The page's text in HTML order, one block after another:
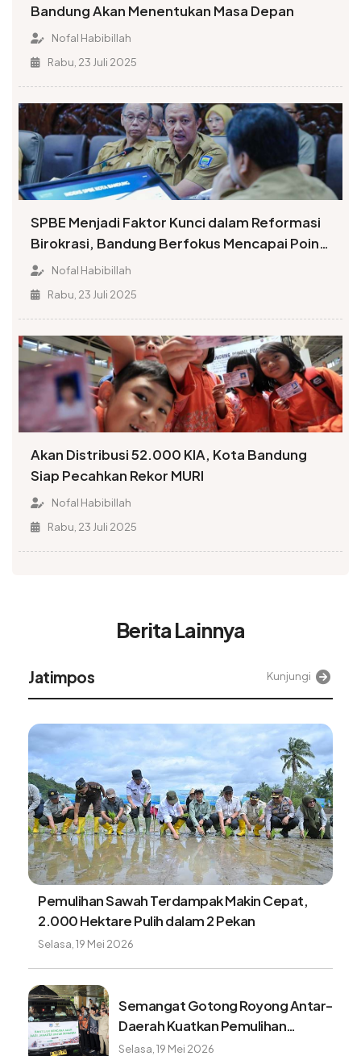
Bandung Akan Menentukan Masa Depan
Nofal Habibillah
Rabu, 23 Juli 2025
SPBE Menjadi Faktor Kunci dalam Reformasi
Birokrasi, Bandung Berfokus Mencapai Poin
Tinggi Indeks
Nofal Habibillah
Rabu, 23 Juli 2025
Akan Distribusi 52.000 KIA, Kota Bandung
Siap Pecahkan Rekor MURI
Nofal Habibillah
Rabu, 23 Juli 2025
Berita Lainnya
Alinea Kunjungi
Kasatgas PRR: Lebih dari 44 ribu huntap akan
dibangun untuk penyintas bencana
Rabu, 5 Agustus 2026
Satgas PRR dorong percepatan
optimalisasi tambahan TKD Aceh
Rabu, 5 Agustus 2026